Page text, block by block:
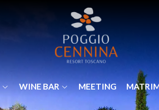
WINE BAR MEETING